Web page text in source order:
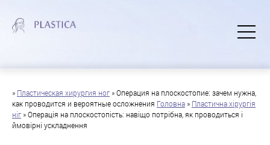
» Пластическая хирургия ног »Операция на плоскостопие: зачем нужна,
как проводится и вероятные осложнения Головна » Пластична хірургія
ніг »Операція на плоскостопість: навіщо потрібна, як проводиться і
ймовірні ускладнення